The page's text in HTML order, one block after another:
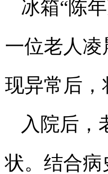
冰箱“陈
一位老人
现异常后
入院后，
状。结合